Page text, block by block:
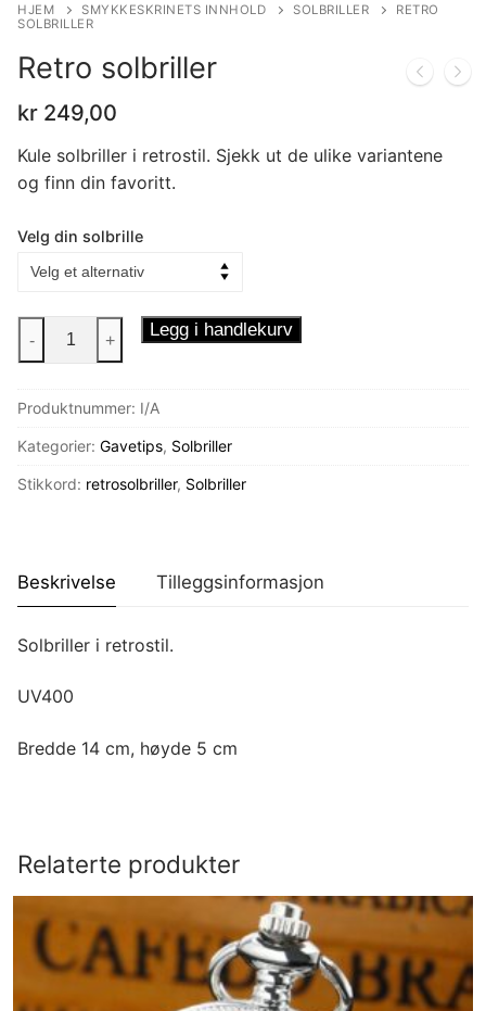
HJEM SMYKKESKRINETS INNHOLD SOLBRILLER
RETRO
SOLBRILLER
Retro solbriller
kr 249,00
Kule solbriller i retrostil. Sjekk ut de ulike variantene
og finn din favoritt.
Velg din solbrille
solbriller
- + Legg i handlekurv
Produktnummer: I/A
Kategorier: Gavetips, Solbriller
Stikkord: retrosolbriller, Solbriller
Beskrivelse Tilleggsinformasjon
Solbriller i retrostil.
UV400
Bredde 14 cm, høyde 5 cm
Relaterte produkter